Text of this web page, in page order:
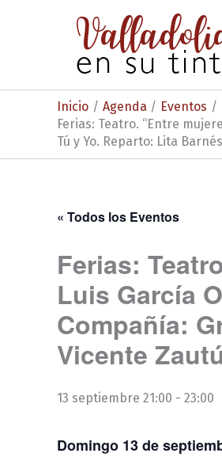
Inicio Agenda
Eventos
Ferias: Teatro. “Entre
Tú y Yo. Reparto: Lita
« Todos los Eventos
Ferias:
Luis García
Compañía:
Vicente
13 septiembre 21:00 - 23:00
Domingo 13 de